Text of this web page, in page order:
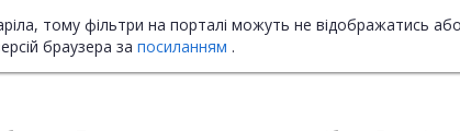
тому фільтри на порталі можуть не відображатись
браузера за посиланням .